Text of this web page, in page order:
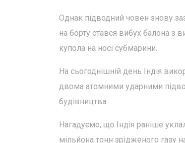
Однак підводний човен знову
на борту стався вибух балона з
купола на носі субмарини.
На сьогоднішній день Індія
двома атомними ударними
будівництва.
Нагадуємо, що Індія раніше
мільйона тонн зрідженого газу